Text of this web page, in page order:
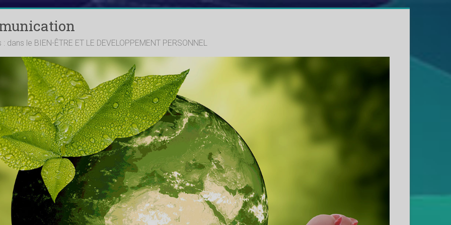
le BIEN-ÊTRE ET LE DEVELOPPEMENT PERSONNEL